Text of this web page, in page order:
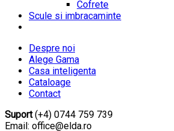
Cofrete
Scule si imbracaminte
Despre noi
Alege Gama
Casa inteligenta
Cataloage
Contact
Suport(+4) 0744 759 739
Email: office@elda.ro